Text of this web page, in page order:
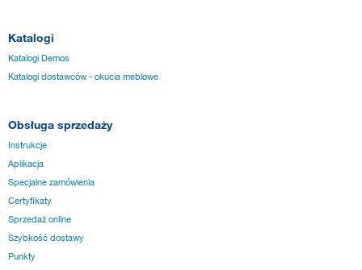
Katalogi
Katalogi Demos
Katalogi dostawców - okucia meblowe
Obsługa sprzedaży
Instrukcje
Aplikacja
Specjalne zamówienia
Certyfikaty
Sprzedaż online
Szybkość dostawy
Punkty